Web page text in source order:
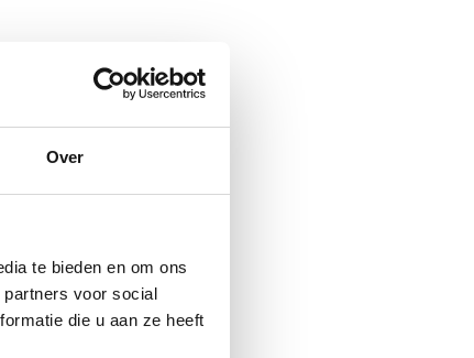
Over
te bieden en om ons
voor social
die u aan ze heeft